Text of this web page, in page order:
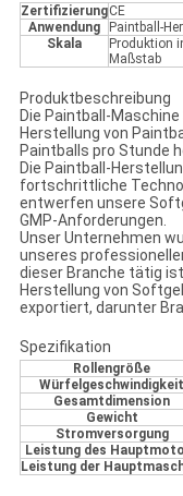
ZertifizierungCE
Anwendung
Paintball-
Skala
Produktion
Maßstab
Produktbeschreibung
Die Paintball-
Herstellung von
Paintballs pro Stunde
Die Paintball-
fortschrittliche
entwerfen unsere
GMP-Anforderungen.
Unser Unternehmen
unseres
dieser Branche tätig
Herstellung von
exportiert, darunter
Spezifikation
Rollengröße
Würfelgeschwindigkeit
Gesamtdimension
Gewicht
Stromversorgung
Leistung des
Leistung der